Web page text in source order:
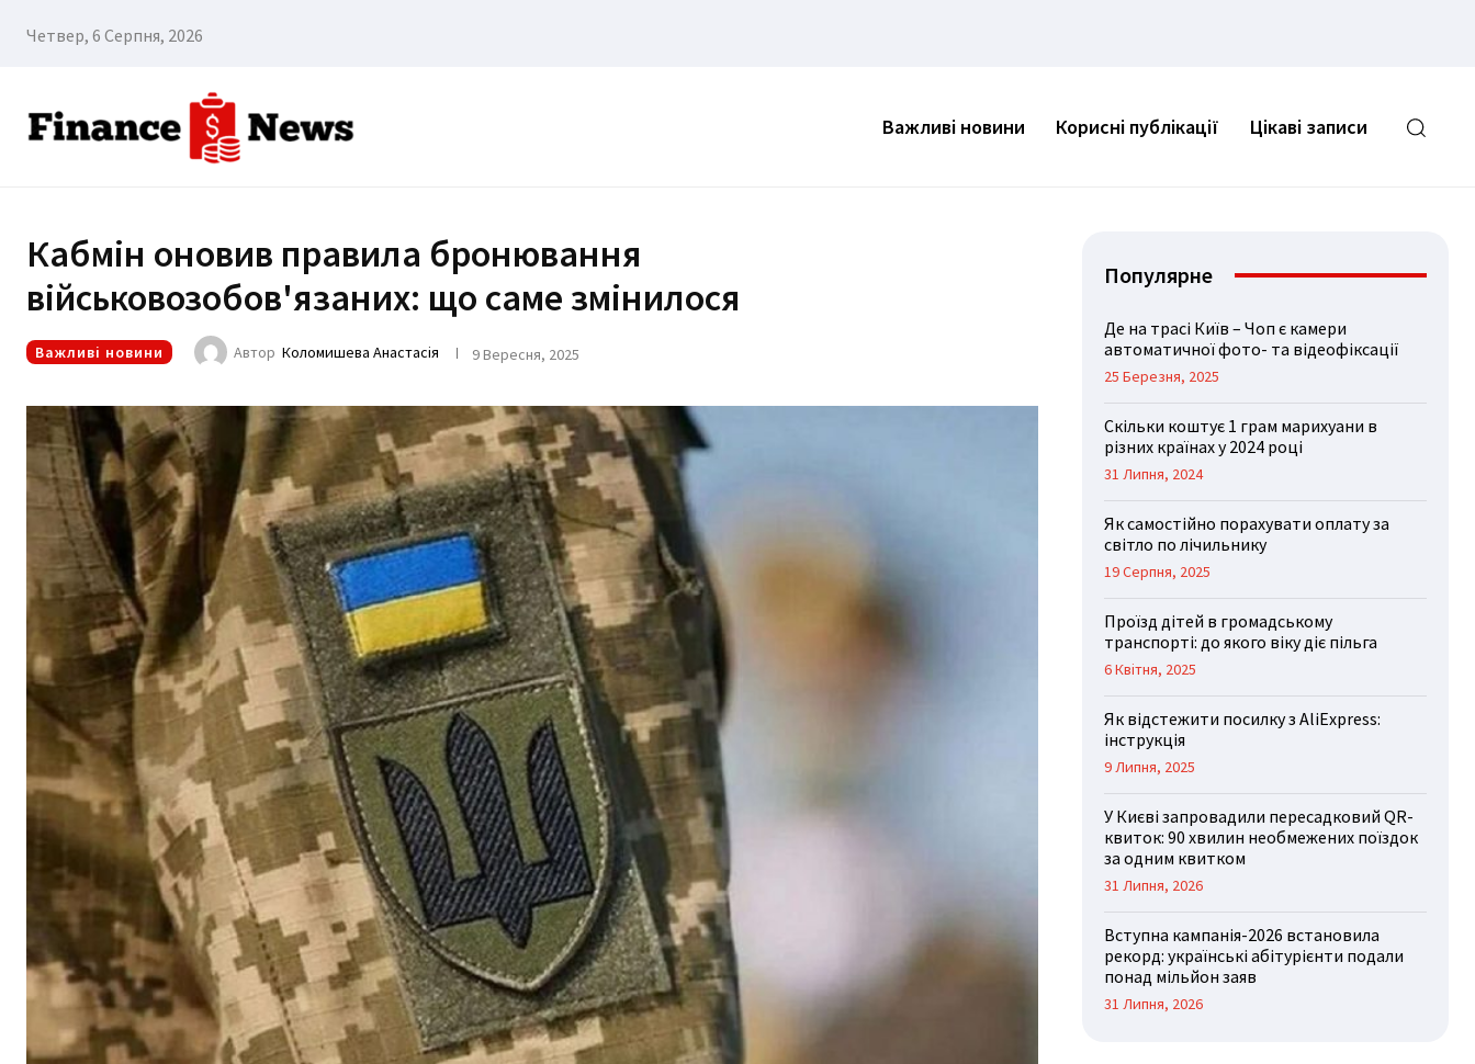
Четвер, 6 Серпня, 2026
Важливі новини Корисні публікації Цікаві записи
Кабмін оновив правила бронювання
військовозобов'язаних: що саме змінилося
Важливі новини Автор Коломишева Анастасія 9 Вересня, 2025
Популярне
Де на трасі Київ – Чоп є камери
автоматичної фото- та відеофіксації
25 Березня, 2025
Скільки коштує 1 грам марихуани в
різних країнах у 2024 році
31 Липня, 2024
Як самостійно порахувати оплату за
світло по лічильнику
19 Серпня, 2025
Проїзд дітей в громадському
транспорті: до якого віку діє пільга
6 Квітня, 2025
Як відстежити посилку з AliExpress:
інструкція
9 Липня, 2025
У Києві запровадили пересадковий QR-
квиток: 90 хвилин необмежених поїздок
за одним квитком
31 Липня, 2026
Вступна кампанія-2026 встановила
рекорд: українські абітурієнти подали
понад мільйон заяв
31 Липня, 2026